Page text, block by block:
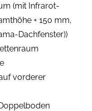
(mit Infrarot-
+ 150 mm,
Dachfenster))
vorderer